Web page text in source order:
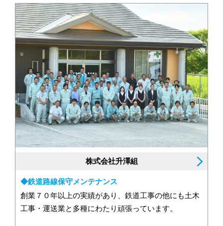
株式会社升澤組
◆鉄道路線保守メンテナンス
創業７０年以上の実績があり、鉄道工事の他にも土木
工事・運送業と多種にわたり頑張っています。